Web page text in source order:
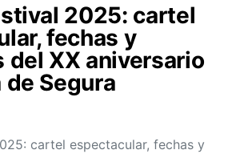
2025: cartel
fechas y
del XX aniversario
Segura
cartel espectacular, fechas y